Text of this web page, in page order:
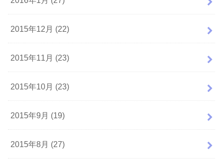
2015年12月 (22)
2015年11月 (23)
2015年10月 (23)
2015年9月 (19)
2015年8月 (27)